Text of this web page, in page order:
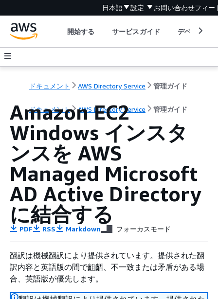
日本語 設定 お問い合わせフィー
開始する サービスガイド デベロッパ
ドキュメント AWS Directory Service 管理ガイド
ドキュメント AWS Directory Service 管理ガイド
Amazon EC2
Windows インスタ
ンスを AWS
Managed Microsoft
AD Active Directory
に結合する
PDF RSS Markdown フォーカスモード
翻訳は機械翻訳により提供されています。提供された翻
訳内容と英語版の間で齟齬、不一致または矛盾がある場
合、英語版が優先します。